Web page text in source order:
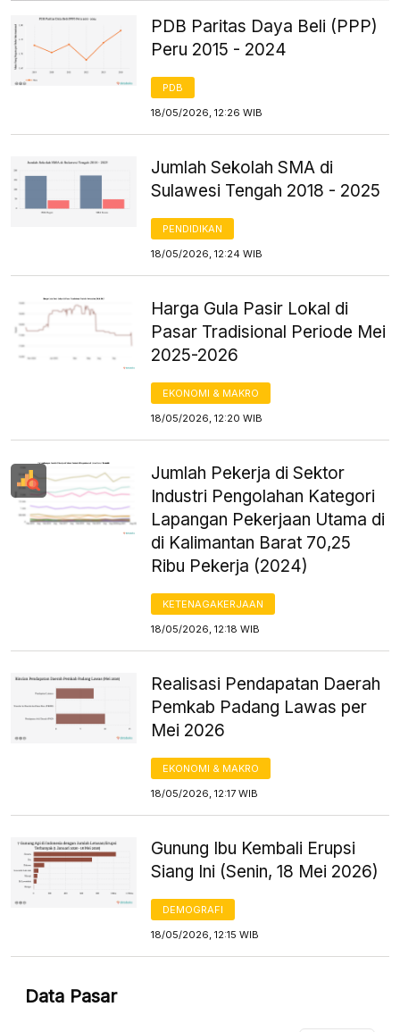
PDB Paritas Daya Beli (PPP)
Peru 2015 - 2024
PDB
18/05/2026, 12:26 WIB
Jumlah Sekolah SMA di
Sulawesi Tengah 2018 - 2025
PENDIDIKAN
18/05/2026, 12:24 WIB
Harga Gula Pasir Lokal di
Pasar Tradisional Periode Mei
2025-2026
EKONOMI & MAKRO
18/05/2026, 12:20 WIB
Jumlah Pekerja di Sektor
Industri Pengolahan Kategori
Lapangan Pekerjaan Utama di
di Kalimantan Barat 70,25
Ribu Pekerja (2024)
KETENAGAKERJAAN
18/05/2026, 12:18 WIB
Realisasi Pendapatan Daerah
Pemkab Padang Lawas per
Mei 2026
EKONOMI & MAKRO
18/05/2026, 12:17 WIB
Gunung Ibu Kembali Erupsi
Siang Ini (Senin, 18 Mei 2026)
DEMOGRAFI
18/05/2026, 12:15 WIB
Data Pasar